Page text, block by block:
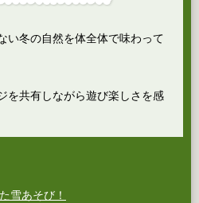
い冬の自然を体全体で味わって
を共有しながら遊び楽しさを感
雪あそび！